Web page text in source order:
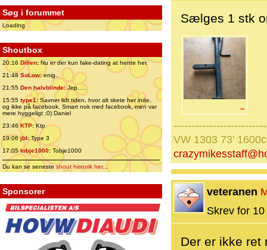
Søg i forummet
Loading
Shoutbox
20:16 Dillen: Nu er der kun fake-dating at hente her.
21:48 SoLow:enig..
21:55 Den halvblinde:Jep.....
15:55 type1:Savner lidt tiden, hvor alt skete her inde,
og ikke på facebook. Smart nok med facebook, men var
mere hyggeligt ;0) Daniel
23:46 KTP:Ktp
19:06jbl:Type 3
17:05tobje1000: Tobje1000
Du kan se senesteshout historik her...
Sponsorer
Sælges 1 stk
→
VW 1303 73'
veteranen
Skrev for
Der er ikke ret